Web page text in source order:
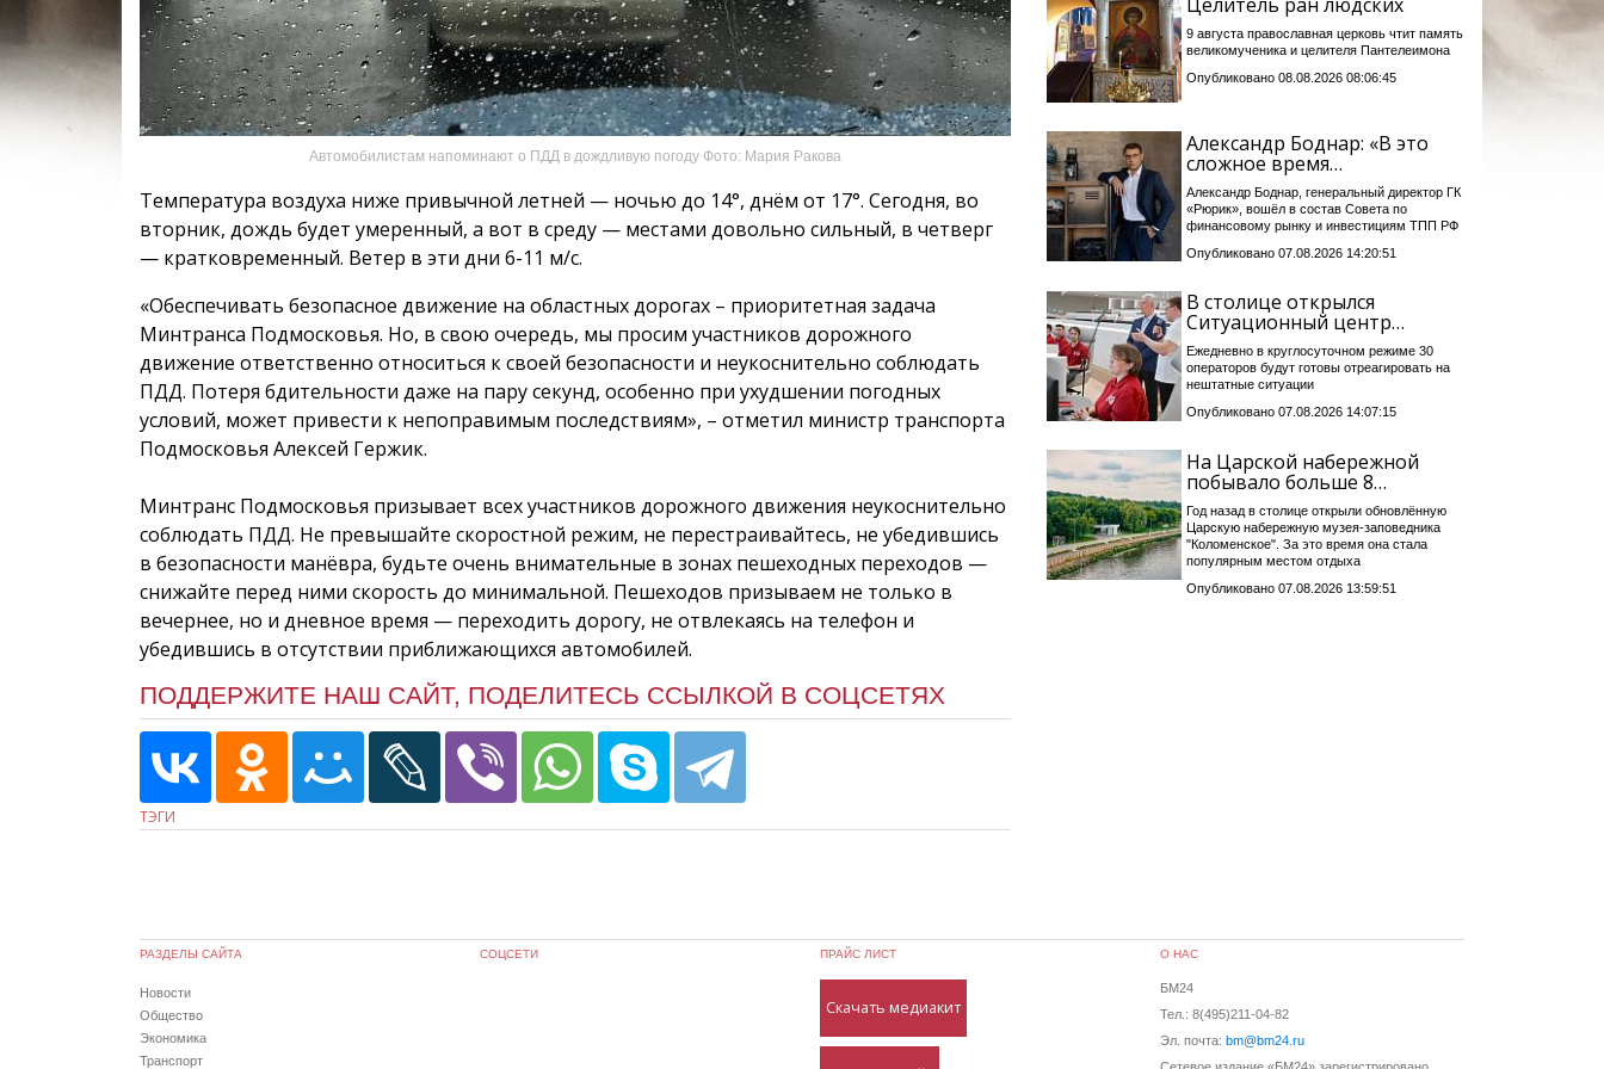
Автомобилистам напоминают о ПДД в дождливую погоду Фото: Мария Ракова
Температура воздуха ниже привычной летней — ночью до 14°, днём от 17°. Сегодня, во
вторник, дождь будет умеренный, а вот в среду — местами довольно сильный, в четверг
— кратковременный. Ветер в эти дни 6-11 м/с.
«Обеспечивать безопасное движение на областных дорогах – приоритетная задача
Минтранса Подмосковья. Но, в свою очередь, мы просим участников дорожного
движение ответственно относиться к своей безопасности и неукоснительно соблюдать
ПДД. Потеря бдительности даже на пару секунд, особенно при ухудшении погодных
условий, может привести к непоправимым последствиям», – отметил министр транспорта
Подмосковья Алексей Гержик.
Минтранс Подмосковья призывает всех участников дорожного движения неукоснительно
соблюдать ПДД. Не превышайте скоростной режим, не перестраивайтесь, не убедившись
в безопасности манёвра, будьте очень внимательные в зонах пешеходных переходов —
снижайте перед ними скорость до минимальной. Пешеходов призываем не только в
вечернее, но и дневное время — переходить дорогу, не отвлекаясь на телефон и
убедившись в отсутствии приближающихся автомобилей.
ПОДДЕРЖИТЕ НАШ САЙТ, ПОДЕЛИТЕСЬ ССЫЛКОЙ В СОЦСЕТЯХ
ТЭГИ
9 августа православная церковь чтит память
великомученика и целителя Пантелеимона
Опубликовано 08.08.2026 08:06:45
Александр Боднар: «В это
сложное время…
Александр Боднар, генеральный директор ГК
«Рюрик», вошёл в состав Совета по
финансовому рынку и инвестициям ТПП РФ
Опубликовано 07.08.2026 14:20:51
В столице открылся
Ситуационный центр…
Ежедневно в круглосуточном режиме 30
операторов будут готовы отреагировать на
нештатные ситуации
Опубликовано 07.08.2026 14:07:15
На Царской набережной
побывало больше 8…
Год назад в столице открыли обновлённую
Царскую набережную музея-заповедника
"Коломенское". За это время она стала
популярным местом отдыха
Опубликовано 07.08.2026 13:59:51
РАЗДЕЛЫ САЙТА
Новости
Общество
Экономика
Транспорт
СОЦСЕТИ ПРАЙС ЛИСТ
Скачать медиакит
О НАС
БМ24
Тел.: 8(495)211-04-82
Эл. почта: bm@bm24.ru